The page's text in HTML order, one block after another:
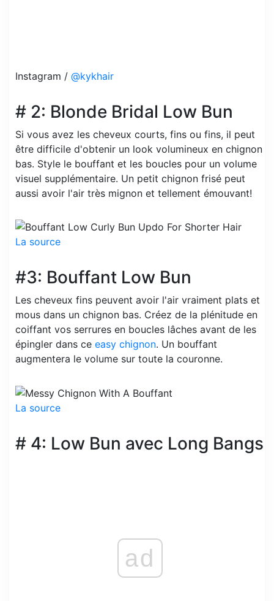
Instagram / @kykhair
# 2: Blonde Bridal Low Bun
Si vous avez les cheveux courts, fins ou fins, il peut
être difficile d'obtenir un look volumineux en chignon
bas. Style le bouffant et les boucles pour un volume
visuel supplémentaire. Un petit chignon frisé peut
aussi avoir l'air très mignon et tellement émouvant!
La source
#3: Bouffant Low Bun
Les cheveux fins peuvent avoir l'air vraiment plats et
mous dans un chignon bas. Créez de la plénitude en
coiffant vos serrures en boucles lâches avant de les
épingler dans ce easy chignon. Un bouffant
augmentera le volume sur toute la couronne.
La source
# 4: Low Bun avec Long Bangs
ad